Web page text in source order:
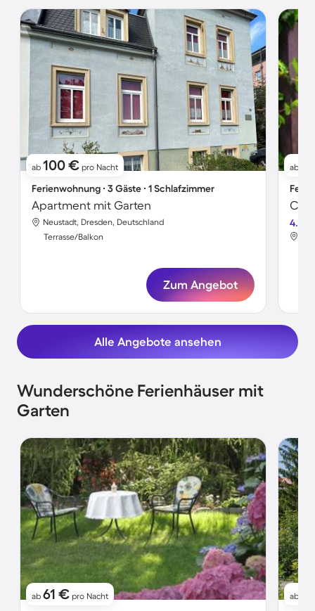
ab 100 € pro Nacht
Ferienwohnung ∙ 3 Gäste ∙ 1 Schlafzimmer
Apartment mit Garten
Neustadt, Dresden, Deutschland
Terrasse/Balkon
Zum Angebot
ab
4.6
Alle Angebote ansehen
Wunderschöne Ferienhäuser mit
Garten
ab 61 € pro Nacht ab